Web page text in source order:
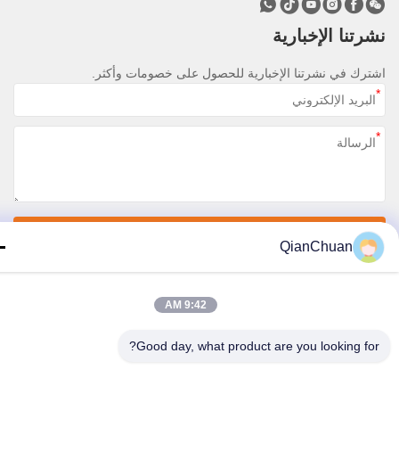
الإخبارية
في نشرتنا الإخبارية للحصول على خصومات وأكثر.
QianChuan
9:42 AM
Good day, what product are you looking